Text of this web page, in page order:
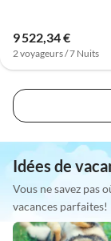
9 522,34 €
2 voyageurs / 7 Nuits
Idées de
Vous ne savez pas
vacances parfaites!